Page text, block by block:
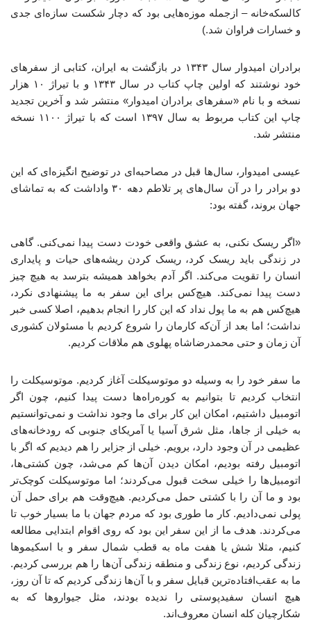
کالسکه‌خانه – ازجمله موزه‌هایی بود که دچار شکست سازه‌ای جدی
و خسارات فراوان شد.)
برادران امیدوار سال ۱۳۴۳ در بازگشت به ایران، کتابی از سفرهای
خود نوشتند که اولین چاپ کتاب در سال ۱۳۴۳ و با تیراژ ۱۰ هزار
نسخه و با نام «سفرهای برادران امیدوار» منتشر شد و آخرین تجدید
چاپ این کتاب مربوط به سال ۱۳۹۷ است که با تیراژ ۱۱۰۰ نسخه
منتشر شد.
عیسی امیدوار، سال‌ها قبل در مصاحبه‌ای در توضیح انگیزه‌ای که این
دو برادر را در آن سال‌های پر تلاطم دهه ۳۰ واداشت که به تماشای
جهان بروند، گفته بود:
«اگر ریسک نکنی، به عشق واقعی خودت دست پیدا نمی‌کنی. گاهی
در زندگی باید ریسک کرد، ریسک کردن ریشه‌های حیات و پایداری
انسان را تقویت می‌کند. اگر آدم بخواهد همیشه بترسد به هیچ ‌چیز
دست پیدا نمی‌کند. هیچ‌کس برای این سفر به ما پیشنهادی نکرد،
هیچ‌کس هم به ما پول نداد که این کار را انجام بدهیم، اصلا کسی خبر
نداشت؛ اما بعد از آن‌که کارمان را شروع کردیم با مسئولان کشوری
آن زمان و حتی محمدرضاشاه پهلوی هم ملاقات کردیم.
ما سفر خود را به ‌وسیله دو موتوسیکلت آغاز کردیم. موتوسیکلت را
انتخاب کردیم تا بتوانیم به کوره‌راه‌ها دست پیدا کنیم، چون اگر
اتومبیل داشتیم، امکان این کار برای ما وجود نداشت و نمی‌توانستیم
به خیلی از جاها، مثل شرق آسیا یا آمریکای جنوبی که رودخانه‌های
عظیمی در آن وجود دارد، برویم. خیلی از جزایر را هم دیدیم که اگر با
اتومبیل رفته بودیم، امکان دیدن آن‌ها کم می‌شد، چون کشتی‌ها،
اتومبیل‌ها را خیلی سخت قبول می‌کردند؛ اما موتوسیکلت کوچک‌تر
بود و ما آن را با کشتی حمل می‌کردیم. هیچ‌وقت هم برای حمل آن
پولی نمی‌دادیم. کار ما طوری بود که مردم جهان با ما بسیار خوب تا
می‌کردند. هدف ما از این سفر این بود که روی اقوام ابتدایی مطالعه
کنیم، مثلا شش یا هفت ‌ماه به قطب شمال سفر و با اسکیموها
زندگی ‌کردیم، نوع زندگی و منطقه زندگی آن‌ها را هم بررسی ‌کردیم.
ما به عقب‌افتاده‌ترین قبایل سفر و با آن‌ها زندگی کردیم که تا آن روز،
هیچ انسان سفیدپوستی را ندیده بودند، مثل جیواروها که به
شکارچیان کله انسان معروف‌اند.